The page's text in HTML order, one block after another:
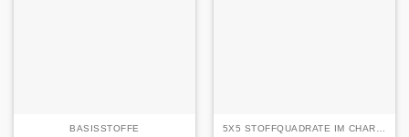
BASISSTOFFE 5X5 STOFFQUADRATE IM CHARM PACK® FORMAT